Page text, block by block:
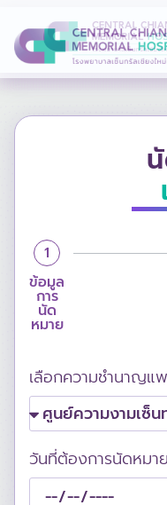
1
ข้อมูล
การ
นัด
หมาย
เลือกความชำนาญแ
วันที่ต้องการนัดหมา